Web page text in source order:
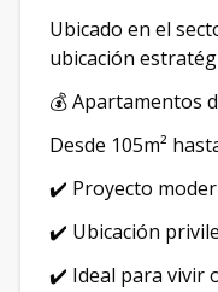
Ubicado en el
ubicación
💰 Apartamentos
Desde 105m²
✔️ Proyecto
✔️ Ubicación
✔️ Ideal para vivir